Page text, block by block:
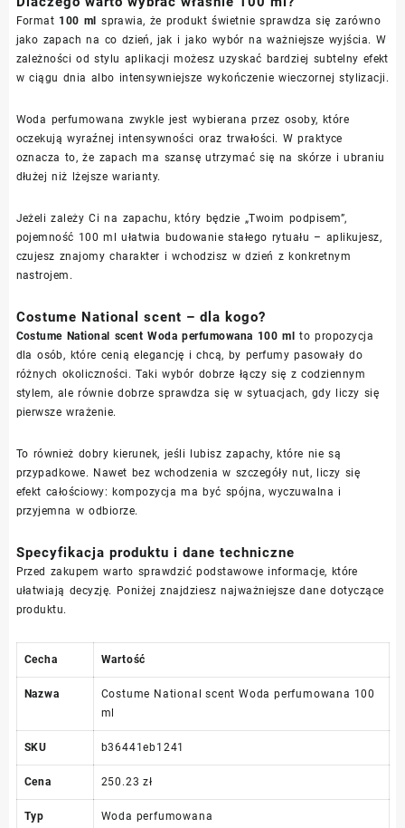
Format 100 ml
sprawia, że produkt świetnie sprawdza się zarówno
jako zapach na co dzień, jak i jako wybór na ważniejsze wyjścia. W
zależności od stylu aplikacji możesz uzyskać bardziej subtelny efekt
w ciągu dnia albo intensywniejsze wykończenie wieczornej stylizacji.
Woda perfumowana zwykle jest wybierana przez osoby, które
oczekują wyraźnej intensywności oraz trwałości. W praktyce
oznacza to, że zapach ma szansę utrzymać się na skórze i ubraniu
dłużej niż lżejsze warianty.
Jeżeli zależy Ci na zapachu, który będzie „Twoim podpisem”,
pojemność 100 ml ułatwia budowanie stałego rytuału – aplikujesz,
czujesz znajomy charakter i wchodzisz w dzień z konkretnym
nastrojem.
Costume National scent – dla kogo?
Costume National scent Woda perfumowana 100 ml
to propozycja
dla osób, które cenią elegancję i chcą, by perfumy pasowały do
różnych okoliczności. Taki wybór dobrze łączy się z codziennym
stylem, ale równie dobrze sprawdza się w sytuacjach, gdy liczy się
pierwsze wrażenie.
To również dobry kierunek, jeśli lubisz zapachy, które nie są
przypadkowe. Nawet bez wchodzenia w szczegóły nut, liczy się
efekt całościowy: kompozycja ma być spójna, wyczuwalna i
przyjemna w odbiorze.
Specyfikacja produktu i dane techniczne
Przed zakupem warto sprawdzić podstawowe informacje, które
ułatwiają decyzję. Poniżej znajdziesz najważniejsze dane dotyczące
produktu.
Cecha Wartość
Nazwa
Costume National scent Woda perfumowana 100
ml
SKU b36441eb1241
Cena 250.23 zł
Typ Woda perfumowana